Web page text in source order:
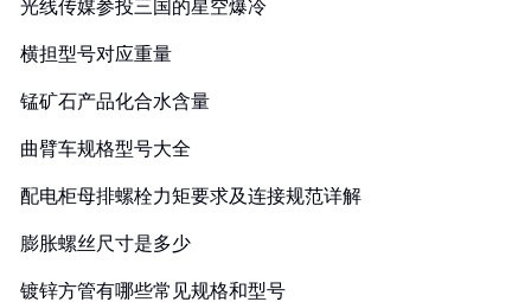
光线传媒参投三国的星空爆冷
横担型号对应重量
锰矿石产品化合水含量
曲臂车规格型号大全
配电柜母排螺栓力矩要求及连接规范详解
膨胀螺丝尺寸是多少
镀锌方管有哪些常见规格和型号